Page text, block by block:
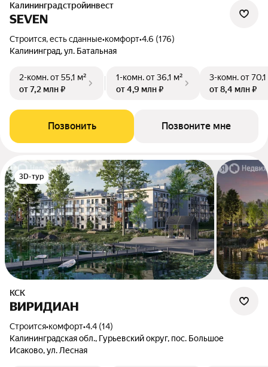
Калининградстройинвест
SEVEN
Строится, есть сданные•комфорт•4.6 (176)
Калининград, ул. Батальная
2-комн.от 55,1 м²
от 7,2 млн ₽
1-комн.от 36,1 м²
от 4,9 млн ₽
3-комн.от
от 8,4 млн ₽
Позвонить Позвоните мне
3D-тур
КСК
ВИРИДИАН
Строится•комфорт•4.4 (14)
Калининградская обл., Гурьевский округ, пос. Большое
Исаково, ул. Лесная